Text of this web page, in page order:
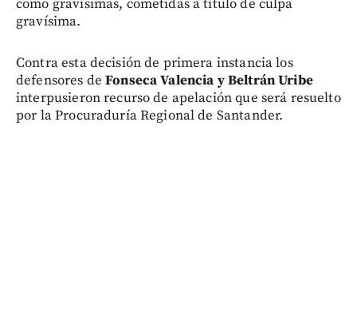
como gravísimas, cometidas a título de culpa
gravísima.
Contra esta decisión de primera instancia los
defensores de Fonseca Valencia y Beltrán Uribe
interpusieron recurso de apelación que será resuelto
por la Procuraduría Regional de Santander.